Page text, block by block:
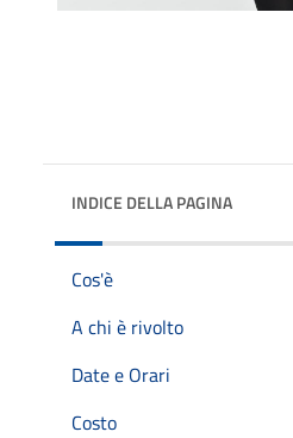
INDICE DELLA PAGINA
Cos'è
A chi è rivolto
Date e Orari
Costo